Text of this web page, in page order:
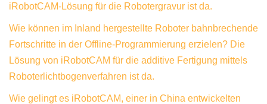
iRobotCAM-Lösung für die Robotergravur ist da.
Wie können im Inland hergestellte Roboter bahnbrechende
Fortschritte in der Offline-Programmierung erzielen? Die
Lösung von iRobotCAM für die additive Fertigung mittels
Roboterlichtbogenverfahren ist da.
Wie gelingt es iRobotCAM, einer in China entwickelten